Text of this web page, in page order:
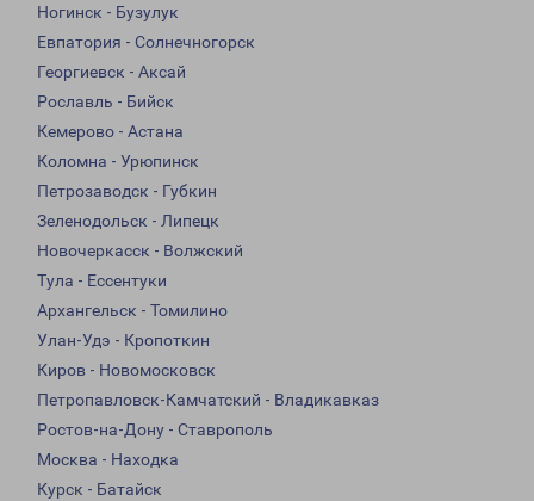
Ногинск - Бузулук
Евпатория - Солнечногорск
Георгиевск - Аксай
Рославль - Бийск
Кемерово - Астана
Коломна - Урюпинск
Петрозаводск - Губкин
Зеленодольск - Липецк
Новочеркасск - Волжский
Тула - Ессентуки
Архангельск - Томилино
Улан-Удэ - Кропоткин
Киров - Новомосковск
Петропавловск-Камчатский - Владикавказ
Ростов-на-Дону - Ставрополь
Москва - Находка
Курск - Батайск